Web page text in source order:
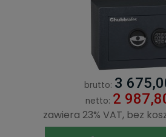
brutto: 3
netto: 2
zawiera 23% VAT, bez